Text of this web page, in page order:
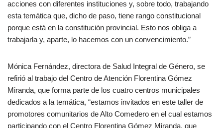
acciones con diferentes instituciones y, sobre todo, trabajando
esta temática que, dicho de paso, tiene rango constitucional
porque está en la constitución provincial. Esto nos obliga a
trabajarla y, aparte, lo hacemos con un convencimiento.”
Mónica Fernández, directora de Salud Integral de Género, se
refirió al trabajo del Centro de Atención Florentina Gómez
Miranda, que forma parte de los cuatro centros municipales
dedicados a la temática, “estamos invitados en este taller de
promotores comunitarios de Alto Comedero en el cual estamos
participando con el Centro Florentina Gómez Miranda, que